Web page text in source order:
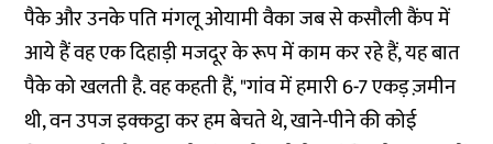
पैके और उनके पति मंगलू ओयामी वैका जब से कसौली कैंप में
आये हैं वह एक दिहाड़ी मजदूर के रूप में काम कर रहे हैं, यह बात
पैके को खलती है. वह कहती हैं, "गांव में हमारी 6-7 एकड़ ज़मीन
थी, वन उपज इक्कट्ठा कर हम बेचते थे, खाने-पीने की कोई